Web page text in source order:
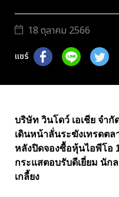
18 ตุลาคม 2566
แชร์
บริษัท วินโดว์ เอเชีย จำ
เดินหน้าลั่นระฆังเทรดต
หลังปิดจองซื้อหุ้นไอพีโอ
กระแสตอบรับดีเยี่ยม นัก
เกลี้ยง